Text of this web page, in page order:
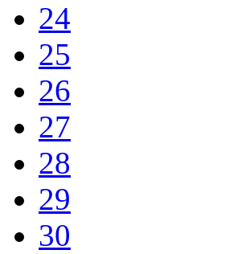
24
25
26
27
28
29
30